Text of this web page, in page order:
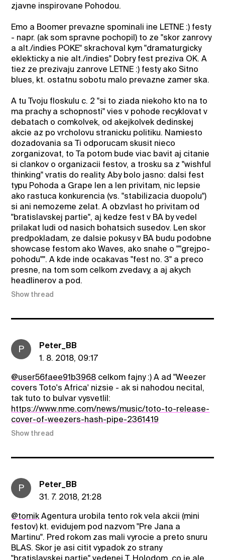
zjavne inspirovane Pohodou.
Emo a Boomer prevazne spominali ine LETNE :) festy
- napr. (ak som spravne pochopil) to ze "skor zanrovy
a alt./indies POKE" skrachoval kym "dramaturgicky
eklekticky a nie alt./indies" Dobry fest preziva OK. A
tiez ze prezivaju zanrove LETNE :) festy ako Sitno
blues, kt. ostatnu sobotu malo prevazne zamer ska.
A tu Tvoju floskulu c. 2 "si to ziada niekoho kto na to
ma prachy a schopnosti" vies v pohode recyklovat v
debatach o comkolvek, od akejkolvek dedinskej
akcie az po vrcholovu stranicku politiku. Namiesto
dozadovania sa Ti odporucam skusit nieco
zorganizovat, to Ta potom bude viac bavit aj citanie
si clankov o organizacii festov, a trosku sa z "wishful
thinking" vratis do reality. Aby bolo jasno: dalsi fest
typu Pohoda a Grape len a len privitam, nic lepsie
ako rastuca konkurencia (vs. "stabilizacia duopolu")
si ani nemozeme zelat. A obzvlast ho privitam od
"bratislavskej partie", aj kedze fest v BA by vedel
prilakat ludi od nasich bohatsich susedov. Len skor
predpokladam, ze dalsie pokusy v BA budu podobne
showcase festom ako Waves, ako snahe o ""grejpo-
pohodu"". A kde inde ocakavas "fest no. 3" a preco
presne, na tom som celkom zvedavy, a aj akych
headlinerov a pod.
Show thread
P
Peter_BB
1. 8. 2018, 09:17
@user56faee91b3968 celkom fajny :) A ad "Weezer
covers Toto's Africa' nizsie - ak si nahodou necital,
tak tuto to bulvar vysvetlil:
https://www.nme.com/news/music/toto-to-release-
cover-of-weezers-hash-pipe-2361419
Show thread
P
Peter_BB
31. 7. 2018, 21:28
@tomik Agentura urobila tento rok vela akcii (mini
festov) kt. evidujem pod nazvom "Pre Jana a
Martinu". Pred rokom zas mali vyrocie a preto snuru
BLAS. Skor je asi citit vypadok zo strany